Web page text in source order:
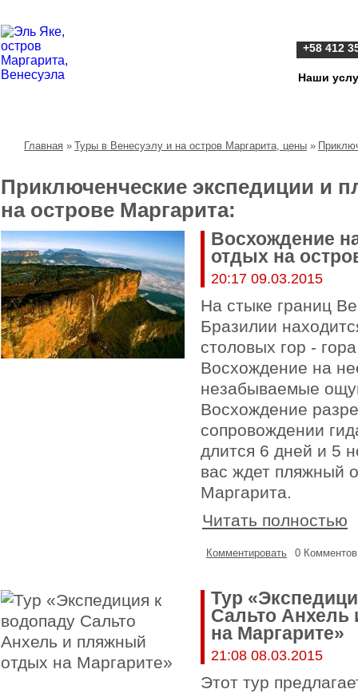
Все об Эль Яке и отдыхе на острове Маргарита
+58 412
Наши
Главная » Туры в Венесуэлу и на остров Маргарита, цены »
Приключенческие экспедиции и
на острове Маргарита:
Восхождение
отдых на
20:17 09.03.2015
На стыке границ
Бразилии
столовых гор -
Восхождение на
незабываемые
Восхождение
сопровождении
длится 6 дней и 5
вас ждет пляжный
Маргарита.
Читать полностью
Комментировать 0 Комментов
Тур
Сальто
на Маргарите»
21:08 08.03.2015
Этот тур